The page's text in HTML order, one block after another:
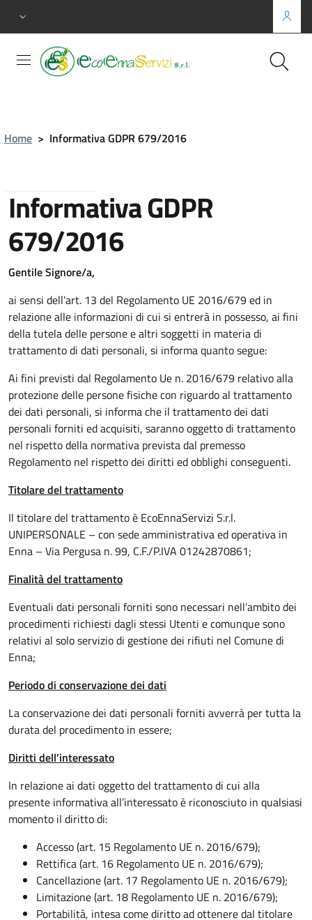
Home > Informativa GDPR 679/2016
Informativa GDPR
679/2016
Gentile Signore/a,
ai sensi dell’art. 13 del Regolamento UE 2016/679 ed in
relazione alle informazioni di cui si entrerà in possesso, ai fini
della tutela delle persone e altri soggetti in materia di
trattamento di dati personali, si informa quanto segue:
Ai fini previsti dal Regolamento Ue n. 2016/679 relativo alla
protezione delle persone fisiche con riguardo al trattamento
dei dati personali, si informa che il trattamento dei dati
personali forniti ed acquisiti, saranno oggetto di trattamento
nel rispetto della normativa prevista dal premesso
Regolamento nel rispetto dei diritti ed obblighi conseguenti.
Titolare del trattamento
Il titolare del trattamento è EcoEnnaServizi S.r.l.
UNIPERSONALE – con sede amministrativa ed operativa in
Enna – Via Pergusa n. 99, C.F./P.IVA 01242870861;
Finalità del trattamento
Eventuali dati personali forniti sono necessari nell’ambito dei
procedimenti richiesti dagli stessi Utenti e comunque sono
relativi al solo servizio di gestione dei rifiuti nel Comune di
Enna;
Periodo di conservazione dei dati
La conservazione dei dati personali forniti avverrà per tutta la
durata del procedimento in essere;
Diritti dell’interessato
In relazione ai dati oggetto del trattamento di cui alla
presente informativa all’interessato è riconosciuto in qualsiasi
momento il diritto di:
Accesso (art. 15 Regolamento UE n. 2016/679);
Rettifica (art. 16 Regolamento UE n. 2016/679);
Cancellazione (art. 17 Regolamento UE n. 2016/679);
Limitazione (art. 18 Regolamento UE n. 2016/679);
Portabilità, intesa come diritto ad ottenere dal titolare